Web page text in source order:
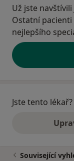
Už jste navštívili
Ostatní
nejlepšího
Jste tento lékař?
Související